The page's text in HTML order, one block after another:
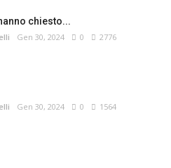
chiesto...
Gen 30, 2024 0 2776
Gen 30, 2024 0 1564